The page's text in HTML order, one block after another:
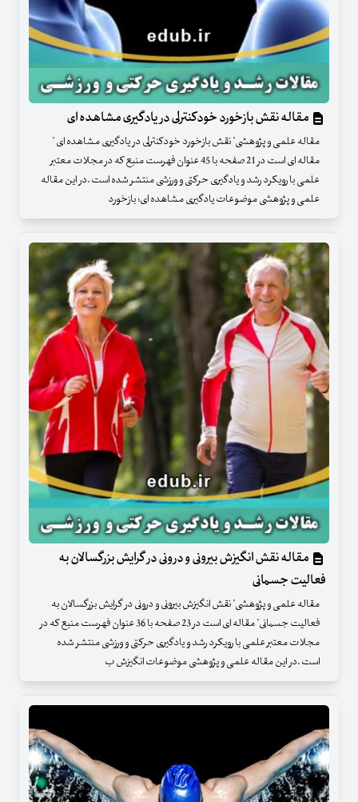
مقاله نقش بازخورد خودکنترلی در یادگیری مشاهده ای
مقاله علمی و پژوهشی" نقش بازخورد خودکنترلی در یادگیری مشاهده ای "
مقاله ای است در 21 صفحه با 45 عنوان فهرست منبع که در مجلات معتبر
علمی با رویکرد رشد و یادگیری حرکتی و ورزشی منتشر شده است .در این مقاله
علمی و پژوهشی موضوعات یادگیری مشاهده ای؛ بازخورد
مقاله نقش انگیزش بیرونی و درونی در گرایش بزرگسالان به
فعالیت جسمانی
مقاله علمی و پژوهشی" نقش انگیزش بیرونی و درونی در گرایش بزرگسالان به
فعالیت جسمانی" مقاله ای است در 23 صفحه با 36 عنوان فهرست منبع که در
مجلات معتبر علمی با رویکرد رشد و یادگیری حرکتی و ورزشی منتشر شده
است .در این مقاله علمی و پژوهشی موضوعات انگیزش ب